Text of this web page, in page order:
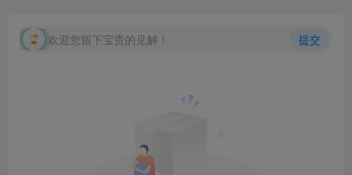
欢迎您留下宝贵的见解！ 提交